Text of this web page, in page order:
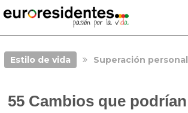
Estilo de vida Superación personal
55 Cambios que podrían